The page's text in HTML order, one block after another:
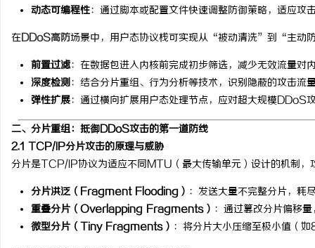
动态可编程性：通过脚本或配置文件快速调整防御策略，适应攻
在DDoS高防场景中，用户态协议栈可实现从“被动清洗”到“主动
前置过滤：在数据包进入内核前完成初步筛选，减少无效流量对
深度检测：结合分片重组、行为分析等技术，识别隐蔽的攻击流
弹性扩展：通过横向扩展用户态处理节点，应对超大规模DDoS
二、分片重组：抵御DDoS攻击的第一道防线
2.1 TCP/IP分片攻击的原理与威胁
分片是TCP/IP协议为适应不同MTU（最大传输单元）设计的机制，
分片洪泛（Fragment Flooding） ：发送大量不完整分片，耗
重叠分片（Overlapping Fragments） ：通过篡改分片偏移
微型分片（Tiny Fragments） ：将分片大小压缩至极小值（
店最怕“搜不到”为什么隔壁店铺没花钱，
天天给他免费派单？
揭秘！专业充电桩项目
哪些行业秘诀？